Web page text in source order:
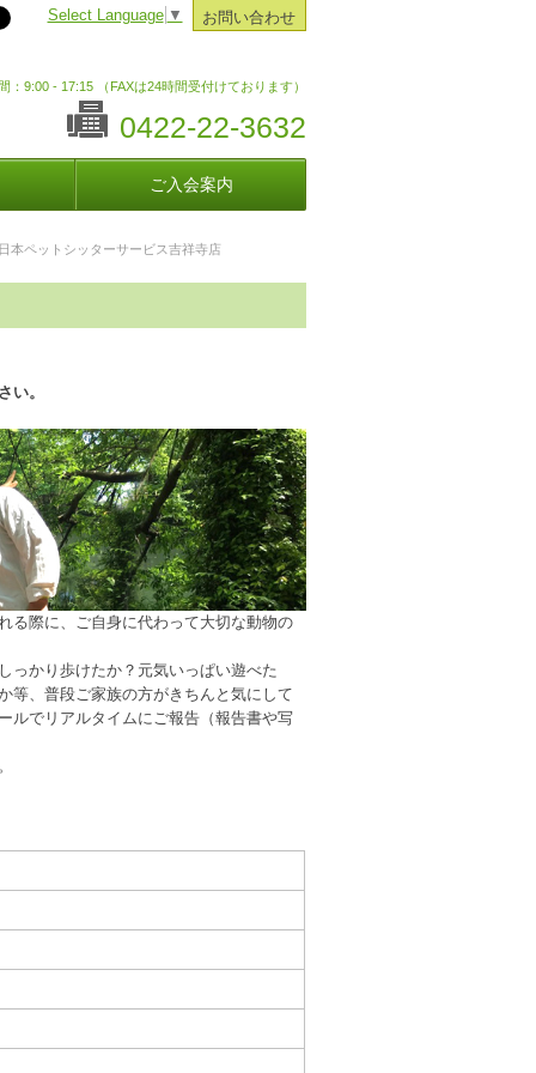
お問い合わせ
Select Language ▼
：9:00 - 17:15 （FAXは24時間受付けております）
0422-22-3632
ご入会案内
日本ペットシッターサービス吉祥寺店
い。
る際に、ご自身に代わって大切な動物の
っかり歩けたか？元気いっぱい遊べた
等、普段ご家族の方がきちんと気にして
ルでリアルタイムにご報告（報告書や写